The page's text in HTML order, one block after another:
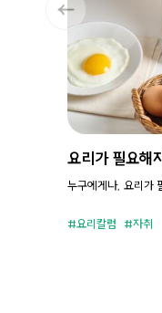
요리가 필요해
누구에게나, 요리가
요리칼럼 자취